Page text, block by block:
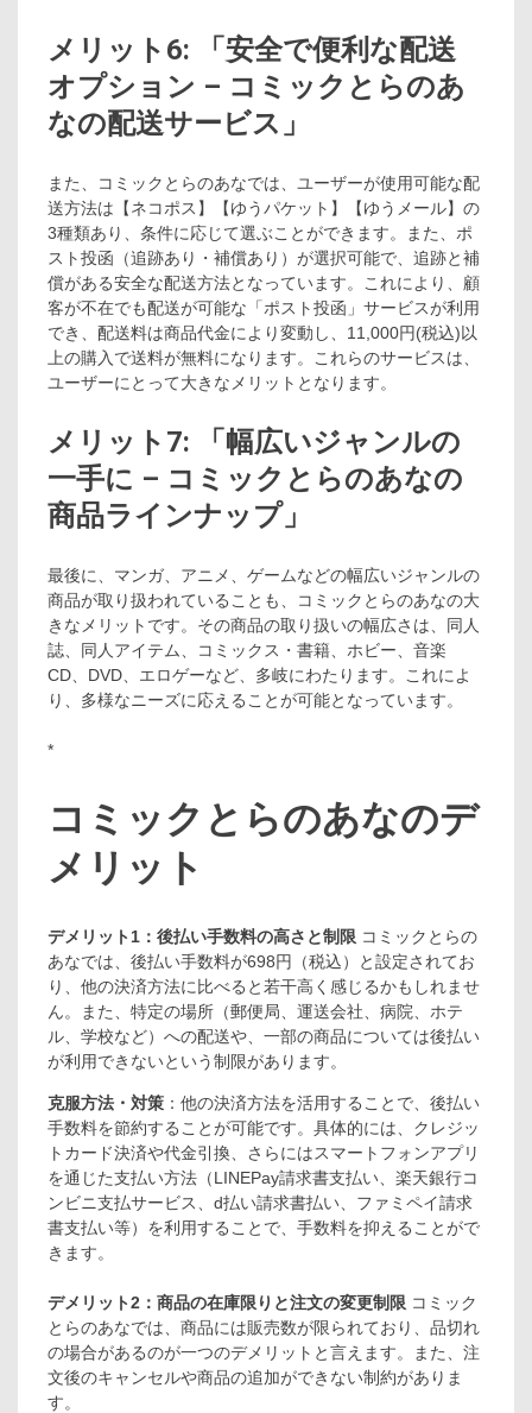
メリット6: 「安全で便利な配送
オプション – コミックとらのあ
なの配送サービス」
また、コミックとらのあなでは、ユーザーが使用可能な配
送方法は【ネコポス】【ゆうパケット】【ゆうメール】の
3種類あり、条件に応じて選ぶことができます。また、ポ
スト投函（追跡あり・補償あり）が選択可能で、追跡と補
償がある安全な配送方法となっています。これにより、顧
客が不在でも配送が可能な「ポスト投函」サービスが利用
でき、配送料は商品代金により変動し、11,000円(税込)以
上の購入で送料が無料になります。これらのサービスは、
ユーザーにとって大きなメリットとなります。
メリット7: 「幅広いジャンルの
一手に – コミックとらのあなの
商品ラインナップ」
最後に、マンガ、アニメ、ゲームなどの幅広いジャンルの
商品が取り扱われていることも、コミックとらのあなの大
きなメリットです。その商品の取り扱いの幅広さは、同人
誌、同人アイテム、コミックス・書籍、ホビー、音楽
CD、DVD、エロゲーなど、多岐にわたります。これによ
り、多様なニーズに応えることが可能となっています。
*
コミックとらのあなのデ
メリット
デメリット1：後払い手数料の高さと制限 コミックとらの
あなでは、後払い手数料が698円（税込）と設定されてお
り、他の決済方法に比べると若干高く感じるかもしれませ
ん。また、特定の場所（郵便局、運送会社、病院、ホテ
ル、学校など）への配送や、一部の商品については後払い
が利用できないという制限があります。
克服方法・対策 ：他の決済方法を活用することで、後払い
手数料を節約することが可能です。具体的には、クレジッ
トカード決済や代金引換、さらにはスマートフォンアプリ
を通じた支払い方法（LINEPay請求書支払い、楽天銀行コ
ンビニ支払サービス、d払い請求書払い、ファミペイ請求
書支払い等）を利用することで、手数料を抑えることがで
きます。
デメリット2：商品の在庫限りと注文の変更制限 コミック
とらのあなでは、商品には販売数が限られており、品切れ
の場合があるのが一つのデメリットと言えます。また、注
文後のキャンセルや商品の追加ができない制約がありま
す。